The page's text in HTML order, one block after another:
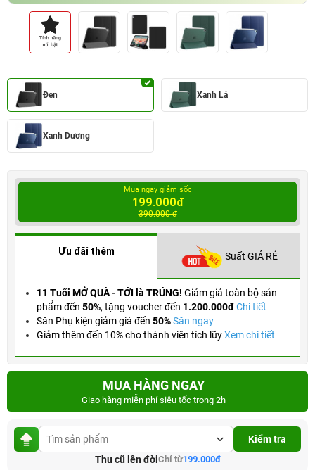
mất
Tính năng chống trượt: Bề mặt bao da thường có chất liệu
chống trượt, giúp bạn cầm nắm chắc chắn hơn và tránh rơi
vỡ
Đen Xanh Lá
Xanh Dương
Mua ngay giảm sốc
199.000đ
390.000 đ
Ưu đãi thêm Suất GIÁ RẺ
11 Tuổi MỞ QUÀ - TỚI là TRÚNG! Giảm giá toàn bộ sản
phẩm đến 50%, tặng voucher đến 1.200.000đChi tiết
Săn Phụ kiện giảm giá đến 50%Săn ngay
Giảm thêm đến 10% cho thành viên tích lũyXem chi tiết
MUA HÀNG NGAY
Giao hàng miễn phí siêu tốc trong 2h
Kiểm tra
Thu cũ lên đờiChỉ từ199.000đ